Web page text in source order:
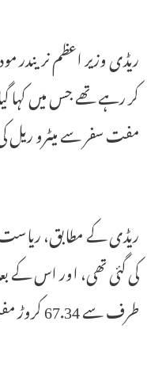
ریڈی وزیر اعظم نریندر
کر رہے تھے جس میں کہا
مفت سفر سے میٹرو ریل
طرف سے 67.34 کروڑ مفت سواری کی اطلاع ملی ہے۔